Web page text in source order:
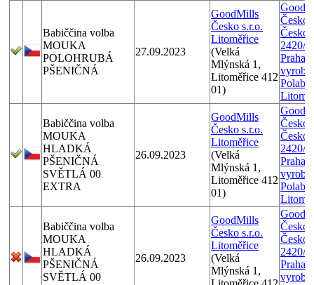
Babiččina volba
MOUKA
POLOHRUBÁ
PŠENIČNÁ
27.09.2023
GoodMills
Česko s.r.o.
Litoměřice
(Velká
Mlýnská 1,
Litoměřice 412
01)
Česko
2420/
Praha
Babiččina volba
MOUKA
HLADKÁ
PŠENIČNÁ
SVĚTLÁ 00
EXTRA
26.09.2023
GoodMills
Česko s.r.o.
Litoměřice
(Velká
Mlýnská 1,
Litoměřice 412
01)
Česko
2420/
Praha
Babiččina volba
MOUKA
HLADKÁ
PŠENIČNÁ
SVĚTLÁ 00
26.09.2023
GoodMills
Česko s.r.o.
Litoměřice
(Velká
Mlýnská 1,
Česko
2420/
Praha